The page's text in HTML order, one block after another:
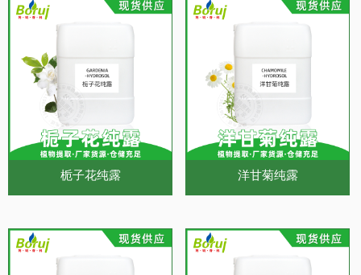
栀子花纯露 洋甘菊纯露